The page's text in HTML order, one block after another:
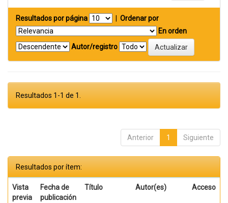
Resultados por página
Ordenar por
En orden
Autor/registro
Resultados 1-1 de 1.
Anterior 1 Siguiente
Resultados por ítem:
Vista
previa
Fecha de
publicación
Título Autor(es) Acceso